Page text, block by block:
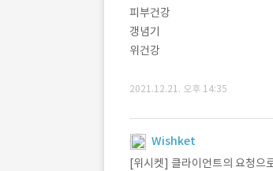
피부건강
갱념기
위건강
2021.12.21. 오후 14:35
Wishket
[위시켓] 클라이언트의 요청으